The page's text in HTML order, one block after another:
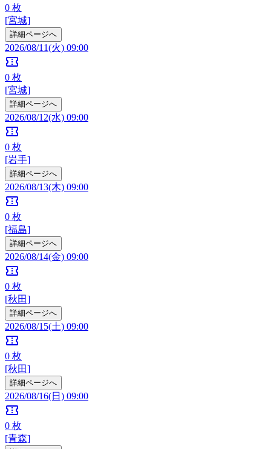
0 枚
[宮城]
詳細ページへ
2026/08/11(火) 09:00
confirmation_number
0 枚
[宮城]
詳細ページへ
2026/08/12(水) 09:00
confirmation_number
0 枚
[岩手]
詳細ページへ
2026/08/13(木) 09:00
confirmation_number
0 枚
[福島]
詳細ページへ
2026/08/14(金) 09:00
confirmation_number
0 枚
[秋田]
詳細ページへ
2026/08/15(土) 09:00
confirmation_number
0 枚
[秋田]
詳細ページへ
2026/08/16(日) 09:00
confirmation_number
0 枚
[青森]